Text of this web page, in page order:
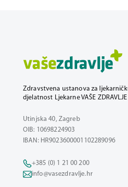
Zdravstvena ustanova za
djelatnost Ljekarne VAŠE ZDRAVLJE
Utinjska 40, Zagreb
OIB: 10698224903
IBAN: HR9023600001102289096
+385 (0) 1 21 00 200
info@vasezdravlje.hr